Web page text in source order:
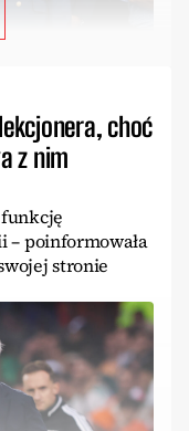
choć
z nim
poinformowała
stronie